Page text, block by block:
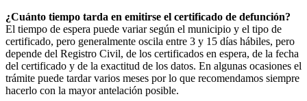
¿Cuánto tiempo tarda en emitirse el certificado de defunción?
El tiempo de espera puede variar según el municipio y el tipo de
certificado, pero generalmente oscila entre 3 y 15 días hábiles, pero
depende del Registro Civil, de los certificados en espera, de la fecha
del certificado y de la exactitud de los datos. En algunas ocasiones el
trámite puede tardar varios meses por lo que recomendamos siempre
hacerlo con la mayor antelación posible.